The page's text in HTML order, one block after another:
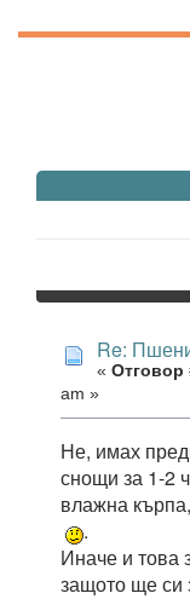
Re:
« Отговор
am »
Не, имах
снощи за 1-2
влажна
.
Иначе и това
защото ще си